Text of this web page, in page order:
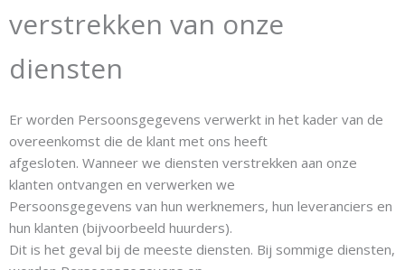
verstrekken van onze
diensten
Er worden Persoonsgegevens verwerkt in het kader van de
overeenkomst die de klant met ons heeft
afgesloten. Wanneer we diensten verstrekken aan onze
klanten ontvangen en verwerken we
Persoonsgegevens van hun werknemers, hun leveranciers en
hun klanten (bijvoorbeeld huurders).
Dit is het geval bij de meeste diensten. Bij sommige diensten,